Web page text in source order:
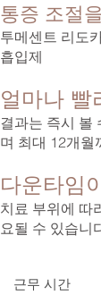
통증 조절
투메센트 리도
흡입제
얼마나 빨
결과는 즉시 볼
며 최대 12개월
다운타임
치료 부위에 따
요될 수 있습니
근무 시간